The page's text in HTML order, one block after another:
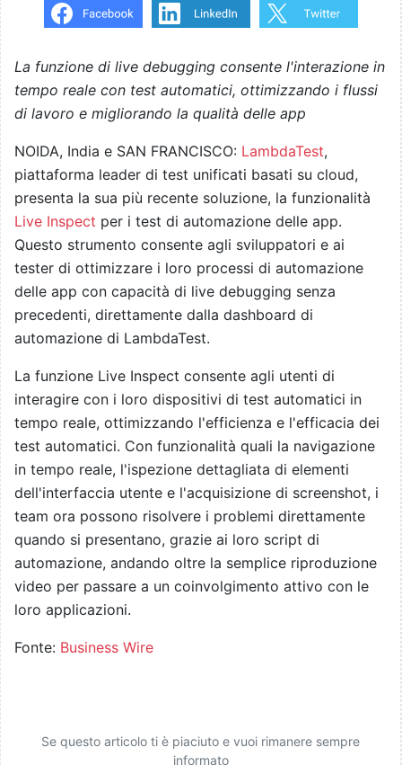
La funzione di live debugging consente l'interazione in
tempo reale con test automatici, ottimizzando i flussi
di lavoro e migliorando la qualità delle app
NOIDA, India e SAN FRANCISCO: LambdaTest,
piattaforma leader di test unificati basati su cloud,
presenta la sua più recente soluzione, la funzionalità
Live Inspect per i test di automazione delle app.
Questo strumento consente agli sviluppatori e ai
tester di ottimizzare i loro processi di automazione
delle app con capacità di live debugging senza
precedenti, direttamente dalla dashboard di
automazione di LambdaTest.
La funzione Live Inspect consente agli utenti di
interagire con i loro dispositivi di test automatici in
tempo reale, ottimizzando l'efficienza e l'efficacia dei
test automatici. Con funzionalità quali la navigazione
in tempo reale, l'ispezione dettagliata di elementi
dell'interfaccia utente e l'acquisizione di screenshot, i
team ora possono risolvere i problemi direttamente
quando si presentano, grazie ai loro script di
automazione, andando oltre la semplice riproduzione
video per passare a un coinvolgimento attivo con le
loro applicazioni.
Fonte: Business Wire
Se questo articolo ti è piaciuto e vuoi rimanere sempre
informato